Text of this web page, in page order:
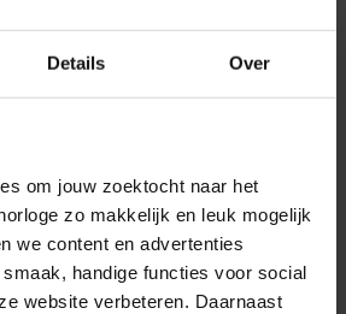
Details Over
om jouw zoektocht naar het
zo makkelijk en leuk mogelijk
we content en advertenties
handige functies voor social
website verbeteren. Daarnaast
horloges
Sternglas horloges